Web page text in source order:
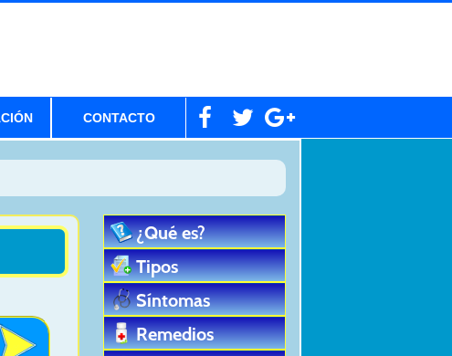
CONTACTO
¿Qué es?
Tipos
Síntomas
Remedios